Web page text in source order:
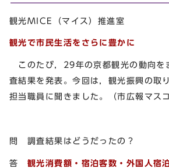
観光MICE（マイス）推進室
観光で市民生活をさらに豊かに
このたび，29年の京都観光の動向を
査結果を発表。今回は，観光振興の取
担当職員に聞きました。（市広報マス
問 調査結果はどうだったの？
答 観光消費額・宿泊客数・外国人宿